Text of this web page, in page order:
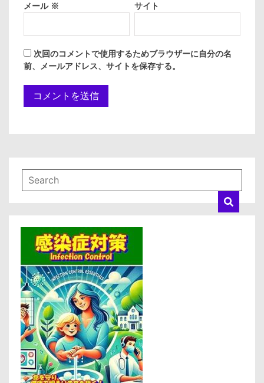
メール ※ サイト
次回のコメントで使用するためブラウザーに自分の名
前、メールアドレス、サイトを保存する。